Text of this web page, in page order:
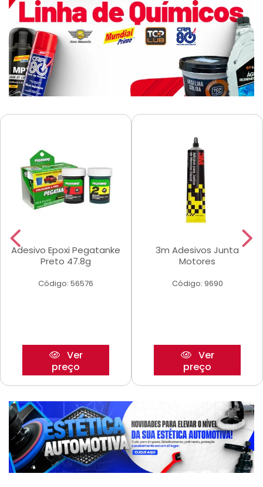
Adesivo Epoxi Pegatanke
Preto 47.8g
Código: 56576
Ver
preço
3m Adesivos Junta
Motores
Código: 9690
Ver
preço